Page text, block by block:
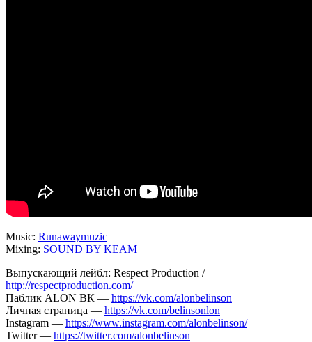
Music: Runawaymuzic
Mixing: SOUND BY KEAM
Выпускающий лейбл: Respect Production /
http://respectproduction.com/
Паблик ALON ВК — https://vk.com/alonbelinson
Личная страница — https://vk.com/belinsonlon
Instagram — https://www.instagram.com/alonbelinson/
Twitter — https://twitter.com/alonbelinson